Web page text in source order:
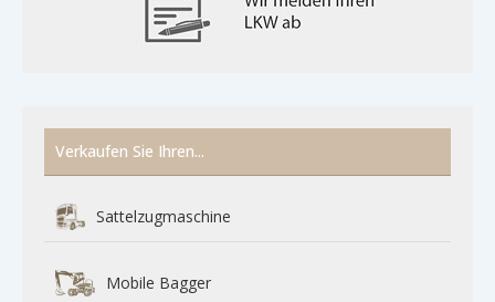
Verkaufen Sie Ihren...
Sattelzugmaschine
Mobile Bagger